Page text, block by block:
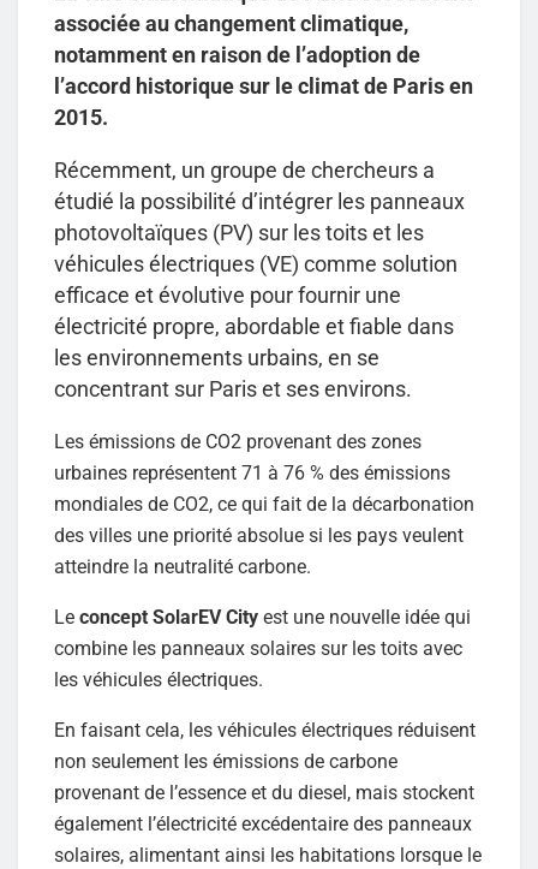
associée au changement climatique,
notamment en raison de l’adoption de
l’accord historique sur le climat de Paris en
2015.
Récemment, un groupe de chercheurs a
étudié la possibilité d’intégrer les panneaux
photovoltaïques (PV) sur les toits et les
véhicules électriques (VE) comme solution
efficace et évolutive pour fournir une
électricité propre, abordable et fiable dans
les environnements urbains, en se
concentrant sur Paris et ses environs.
Les émissions de CO2 provenant des zones
urbaines représentent 71 à 76 % des émissions
mondiales de CO2, ce qui fait de la décarbonation
des villes une priorité absolue si les pays veulent
atteindre la neutralité carbone.
Le concept SolarEV City est une nouvelle idée qui
combine les panneaux solaires sur les toits avec
les véhicules électriques.
En faisant cela, les véhicules électriques réduisent
non seulement les émissions de carbone
provenant de l’essence et du diesel, mais stockent
également l’électricité excédentaire des panneaux
solaires, alimentant ainsi les habitations lorsque le